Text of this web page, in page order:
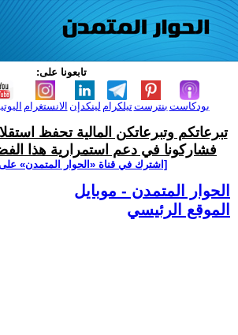
تابعونا على:
الانستغرام لينكدإن تيلكرامبنترست بودكاست
تبرعاتكم وتبرعاتكن المالية تحفظ
فشاركونا في دعم استمرارية هذا
[اشترك في قناة ‫«الحوار المتمدن» على
الحوار المتمدن - موبايل
الموقع الرئيسي